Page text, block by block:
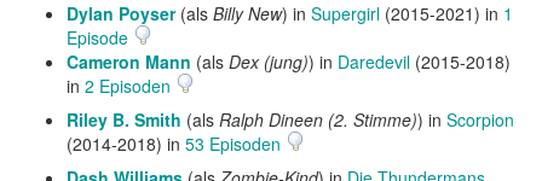
Dylan Poyser(als Billy New) in Supergirl (2015-2021) in 1
Episode
Cameron Mann (als Dex (jung)) in Daredevil (2015-2018)
in 2 Episoden
Riley B. Smith (als Ralph Dineen (2. Stimme)) in Scorpion
(2014-2018) in 53 Episoden